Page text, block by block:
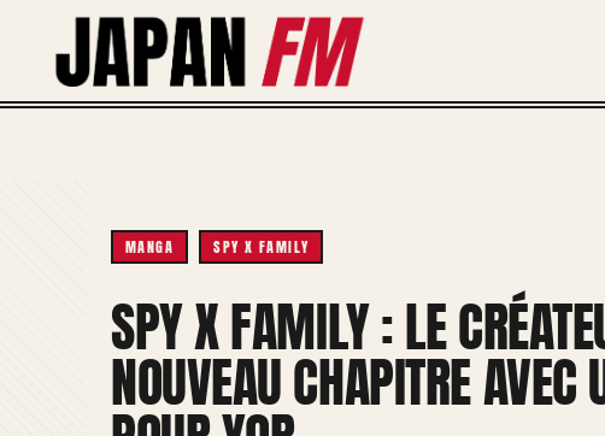
contenu
MANGA SPY X FAMILY
SPY X FAMILY : LE
NOUVEAU CHAPITRE AVEC